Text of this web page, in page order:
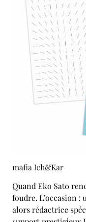
mafia Ich&Kar
Quand Eko Sato
foudre. L’occasion :
alors rédactrice